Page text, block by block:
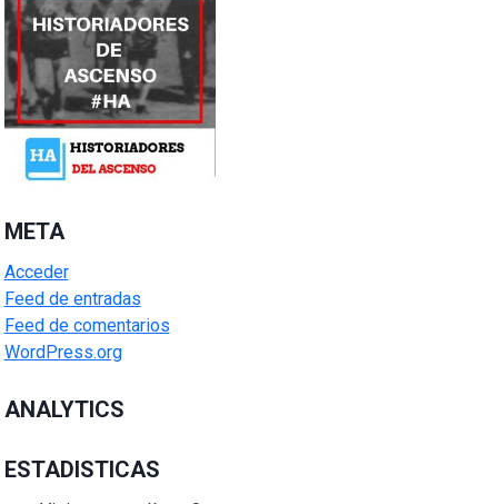
META
Acceder
Feed de entradas
Feed de comentarios
WordPress.org
ANALYTICS
ESTADISTICAS